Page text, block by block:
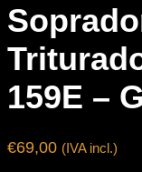
159E –
€69,00 (IVA incl.)